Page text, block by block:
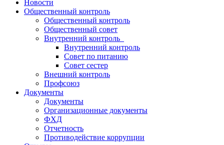
Новости
Общественный контроль
Общественный контроль
Общественный совет
Внутренний контроль
Внутренний контроль
Совет по питанию
Совет сестер
Внешний контроль
Профсоюз
Документы
Документы
Организационные документы
ФХД
Отчетность
Противодействие коррупции